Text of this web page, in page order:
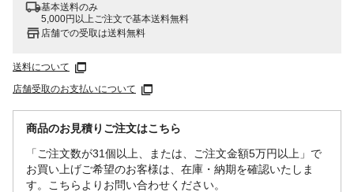
基本送料のみ
5,000円以上ご注文で基本送料無料
店舗での受取は送料無料
送料について
店舗受取のお支払いについて
商品のお見積りご注文はこちら
「ご注文数が31個以上、または、ご注文金額5万円以上」で
お買い上げご希望のお客様は、在庫・納期を確認いたしま
す。こちらよりお問い合わせください。